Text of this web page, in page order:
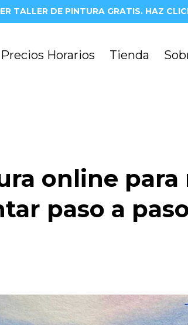
TALLER DE PINTURA GRATIS. HAZ
Precios Horarios Tienda
online para
paso a